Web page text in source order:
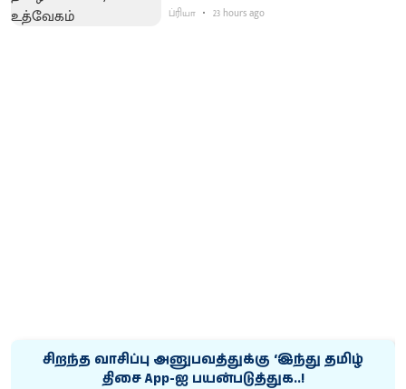
ப்ரியா 23 hours ago
சிறந்த வாசிப்பு அனுபவத்துக்கு ‘இந்து தமிழ்
திசை App-ஐ பயன்படுத்துக..!